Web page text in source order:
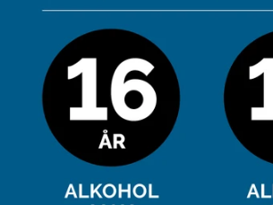
DAHLS NYHEDSBREV
Få et ugentlig tilbud og invitationer til
arrangementer.
Din e-mail
FØLG OS PÅ DE SOCIALE